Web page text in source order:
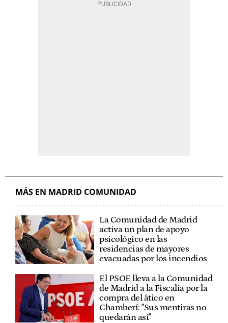
MÁS EN MADRID COMUNIDAD
La Comunidad de Madrid
activa un plan de apoyo
psicológico en las
residencias de mayores
evacuadas por los incendios
El PSOE lleva a la Comunidad
de Madrid a la Fiscalía por la
compra del ático en
Chamberí: "Sus mentiras no
quedarán así"